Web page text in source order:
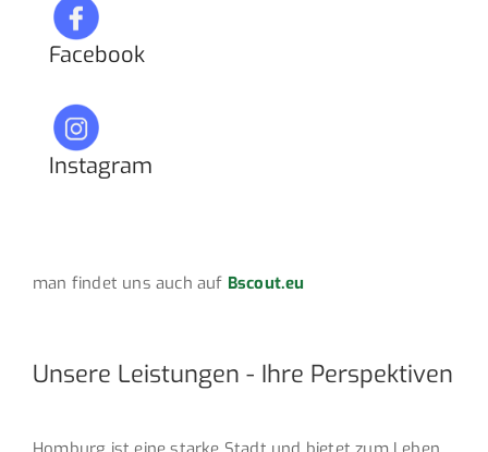
Facebook
Instagram
man findet uns auch auf Bscout.eu
Unsere Leistungen - Ihre Perspektiven